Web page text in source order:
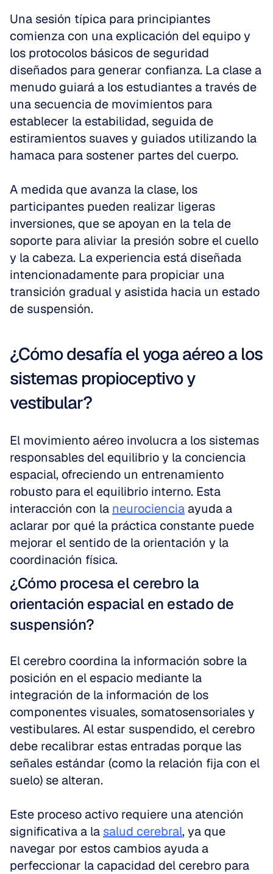
Una sesión típica para principiantes
comienza con una explicación del equipo y
los protocolos básicos de seguridad
diseñados para generar confianza. La clase a
menudo guiará a los estudiantes a través de
una secuencia de movimientos para
establecer la estabilidad, seguida de
estiramientos suaves y guiados utilizando la
hamaca para sostener partes del cuerpo.
A medida que avanza la clase, los
participantes pueden realizar ligeras
inversiones, que se apoyan en la tela de
soporte para aliviar la presión sobre el cuello
y la cabeza. La experiencia está diseñada
intencionadamente para propiciar una
transición gradual y asistida hacia un estado
de suspensión.
¿Cómo desafía el yoga aéreo a los
sistemas propioceptivo y
vestibular?
El movimiento aéreo involucra a los sistemas
responsables del equilibrio y la conciencia
espacial, ofreciendo un entrenamiento
robusto para el equilibrio interno. Esta
interacción con la neurociencia ayuda a
aclarar por qué la práctica constante puede
mejorar el sentido de la orientación y la
coordinación física.
¿Cómo procesa el cerebro la
orientación espacial en estado de
suspensión?
El cerebro coordina la información sobre la
posición en el espacio mediante la
integración de la información de los
componentes visuales, somatosensoriales y
vestibulares. Al estar suspendido, el cerebro
debe recalibrar estas entradas porque las
señales estándar (como la relación fija con el
suelo) se alteran.
Este proceso activo requiere una atención
significativa a la salud cerebral, ya que
navegar por estos cambios ayuda a
perfeccionar la capacidad del cerebro para